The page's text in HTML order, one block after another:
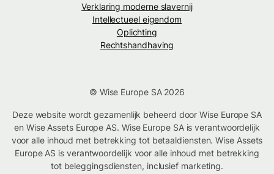
Verklaring moderne slavernij
Intellectueel eigendom
Oplichting
Rechtshandhaving
© Wise Europe SA 2026
Deze website wordt gezamenlijk beheerd door Wise Europe SA
en Wise Assets Europe AS. Wise Europe SA is verantwoordelijk
voor alle inhoud met betrekking tot betaaldiensten. Wise Assets
Europe AS is verantwoordelijk voor alle inhoud met betrekking
tot beleggingsdiensten, inclusief marketing.